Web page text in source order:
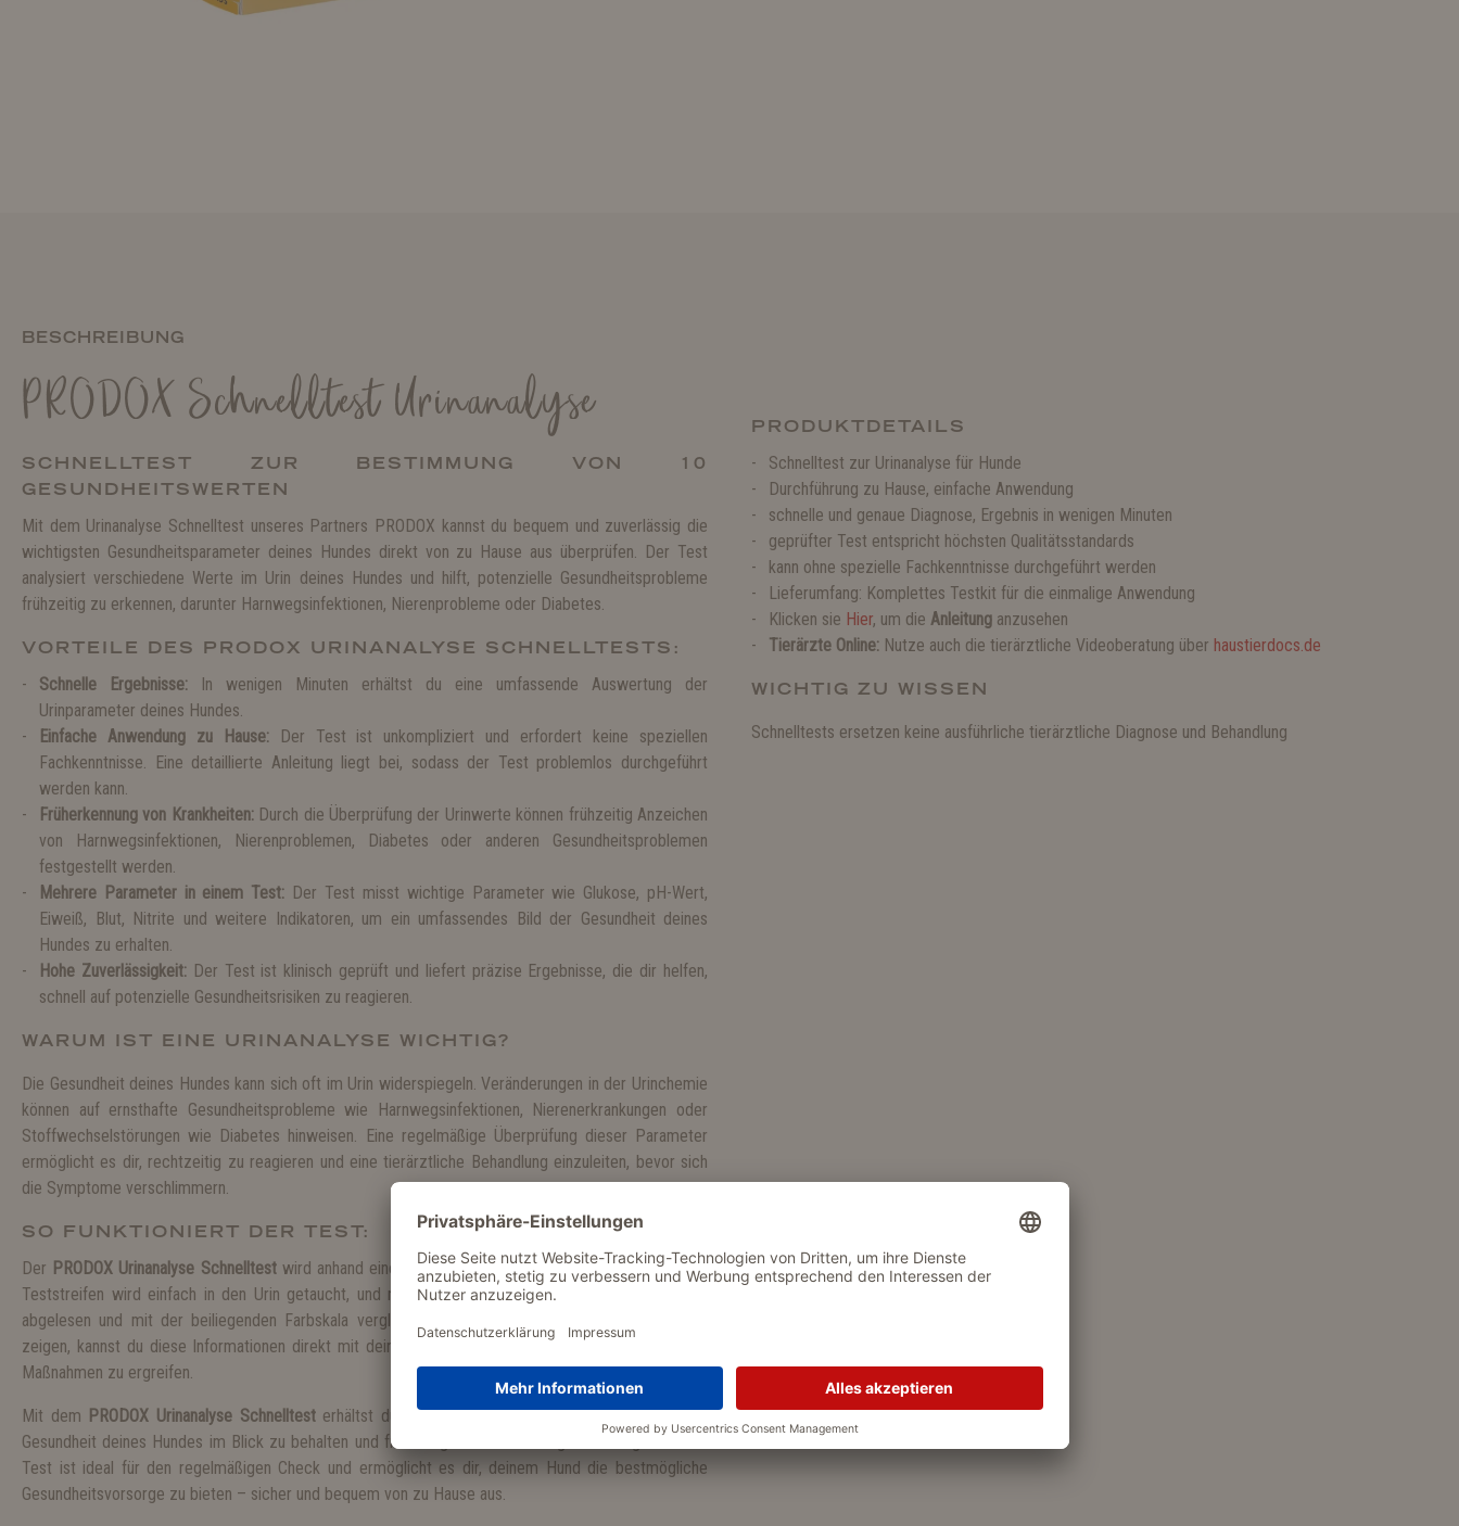
BESCHREIBUNG
PRODOX Schnelltest Urinanalyse
SCHNELLTEST ZUR BESTIMMUNG VON 10
GESUNDHEITSWERTEN
Mit dem Urinanalyse Schnelltest unseres Partners PRODOX kannst du bequem und zuverlässig die
wichtigsten Gesundheitsparameter deines Hundes direkt von zu Hause aus überprüfen. Der Test
analysiert verschiedene Werte im Urin deines Hundes und hilft, potenzielle Gesundheitsprobleme
frühzeitig zu erkennen, darunter Harnwegsinfektionen, Nierenprobleme oder Diabetes.
VORTEILE DES PRODOX URINANALYSE SCHNELLTESTS:
Schnelle Ergebnisse: In wenigen Minuten erhältst du eine umfassende Auswertung der
Urinparameter deines Hundes.
Einfache Anwendung zu Hause:Der Test ist unkompliziert und erfordert keine speziellen
Fachkenntnisse. Eine detaillierte Anleitung liegt bei, sodass der Test problemlos durchgeführt
werden kann.
Früherkennung von Krankheiten:Durch die Überprüfung der Urinwerte können frühzeitig Anzeichen
von Harnwegsinfektionen, Nierenproblemen, Diabetes oder anderen Gesundheitsproblemen
festgestellt werden.
Mehrere Parameter in einem Test: Der Test misst wichtige Parameter wie Glukose, pH-Wert,
Eiweiß, Blut, Nitrite und weitere Indikatoren, um ein umfassendes Bild der Gesundheit deines
Hundes zu erhalten.
Hohe Zuverlässigkeit:Der Test ist klinisch geprüft und liefert präzise Ergebnisse, die dir helfen,
schnell auf potenzielle Gesundheitsrisiken zu reagieren.
WARUM IST EINE URINANALYSE WICHTIG?
Die Gesundheit deines Hundes kann sich oft im Urin widerspiegeln. Veränderungen in der Urinchemie
können auf ernsthafte Gesundheitsprobleme wie Harnwegsinfektionen, Nierenerkrankungen oder
Stoffwechselstörungen wie Diabetes hinweisen. Eine regelmäßige Überprüfung dieser Parameter
ermöglicht es dir, rechtzeitig zu reagieren und eine tierärztliche Behandlung einzuleiten, bevor sich
die Symptome verschlimmern.
SO FUNKTIONIERT DER TEST:
Der PRODOX Urinanalyse Schnelltestwird anhand einer Urinprobe deines Hundes durchgeführt. Der
Teststreifen wird einfach in den Urin getaucht, und nach wenigen Minuten können die Ergebnisse
abgelesen und mit der beiliegenden Farbskala verglichen werden. Sollte der Test Auffälligkeiten
zeigen, kannst du diese Informationen direkt mit deinem Tierarzt teilen, um weitere diagnostische
Maßnahmen zu ergreifen.
Mit dem PRODOX Urinanalyse Schnelltesterhältst du eine einfache und schnelle Möglichkeit, die
Gesundheit deines Hundes im Blick zu behalten und frühzeitig auf Veränderungen zu reagieren. Der
Test ist ideal für den regelmäßigen Check und ermöglicht es dir, deinem Hund die bestmögliche
Gesundheitsvorsorge zu bieten – sicher und bequem von zu Hause aus.
PRODUKTDETAILS
Schnelltest zur Urinanalyse für Hunde
Durchführung zu Hause, einfache Anwendung
schnelle und genaue Diagnose, Ergebnis in wenigen Minuten
geprüfter Test entspricht höchsten Qualitätsstandards
kann ohne spezielle Fachkenntnisse durchgeführt werden
Lieferumfang: Komplettes Testkit für die einmalige Anwendung
Klicken sie Hier, um die Anleitung anzusehen
Tierärzte Online: Nutze auch die tierärztliche Videoberatung über haustierdocs.de
WICHTIG ZU WISSEN
Schnelltests ersetzen keine ausführliche tierärztliche Diagnose und Behandlung